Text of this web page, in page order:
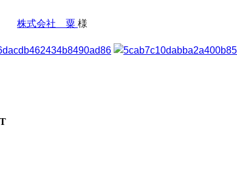
株式会社 粟 様